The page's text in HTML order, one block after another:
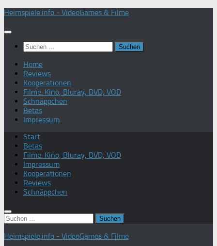
Zum
springen
Heimspiele.info - VideoGames & Filme
Suchen
nach:
Home
Reviews
Kooperationen
Filme: Kino, Bluray, DVD, VOD
Schnäppchen
Betas
Impressum
Start
Betas
Filme: Kino, Bluray, DVD, VOD
Impressum
Kooperationen
Reviews
Schnäppchen
Suchen
nach:
Heimspiele.info - VideoGames & Filme